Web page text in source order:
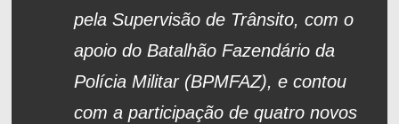
pela Supervisão de Trânsito, com o
apoio do Batalhão Fazendário da
Polícia Militar (BPMFAZ), e contou
com a participação de quatro novos